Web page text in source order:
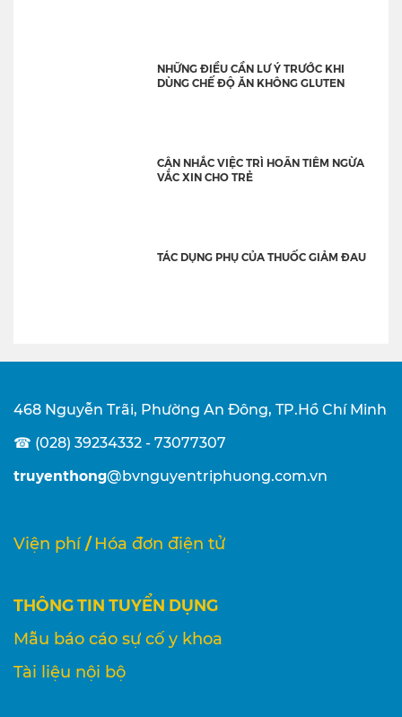
NHỮNG ĐIỀU CẦN LƯ Ý TRƯỚC KHI
DÙNG CHẾ ĐỘ ĂN KHÔNG GLUTEN
CÂN NHẮC VIỆC TRÌ HOÃN TIÊM NGỪA
VẮC XIN CHO TRẺ
TÁC DỤNG PHỤ CỦA THUỐC GIẢM ĐAU
468 Nguyễn Trãi, Phường An Đông, TP.Hồ Chí Minh
☎ (028) 39234332 - 73077307
truyenthong@bvnguyentriphuong.com.vn
Viện phí / Hóa đơn điện tử
THÔNG TIN TUYỂN DỤNG
Mẫu báo cáo sự cố y khoa
Tài liệu nội bộ